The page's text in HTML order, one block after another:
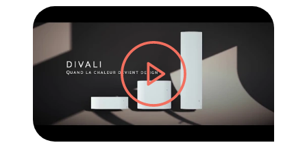
lire la vidéo